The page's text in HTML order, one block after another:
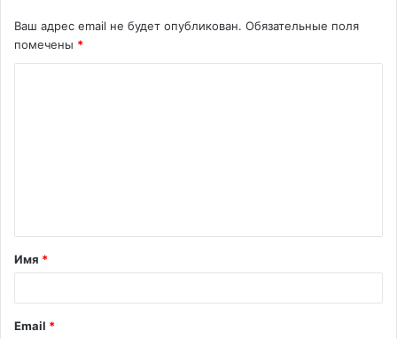
Ваш адрес email не будет опубликован. Обязательные поля
помечены *
Имя *
Email *